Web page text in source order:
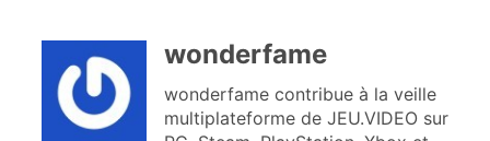
wonderfame
wonderfame contribue à la veille
multiplateforme de JEU.VIDEO sur